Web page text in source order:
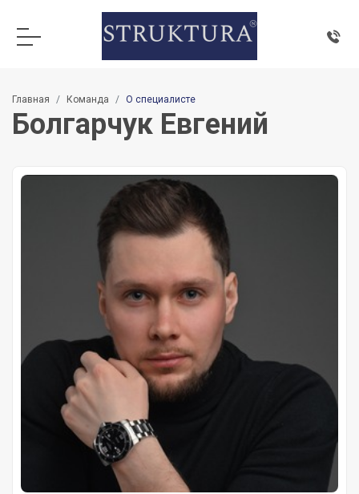
Главная Команда О специалисте
Болгарчук Евгений